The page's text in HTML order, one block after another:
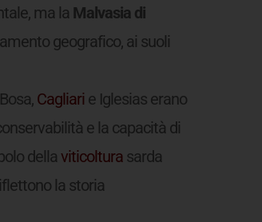
ma la Malvasia di
geografico, ai suoli
Cagliari e Iglesias erano
e la capacità di
della viticolturasarda
la storia